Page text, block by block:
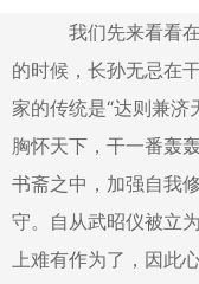
我们先来看看在
的时候，长孙无忌在
家的传统是“达则兼
胸怀天下，干一番轰
书斋之中，加强自我
守。自从武昭仪被立
上难有作为了，因此